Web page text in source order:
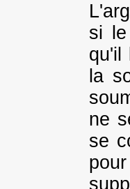
si
qu'il
la
ne
se